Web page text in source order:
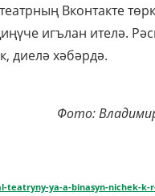
Вконтакте
игълан ителә.
диелә хәбәрдә.
Фото:
ya-a-binasyn-nichek-k-